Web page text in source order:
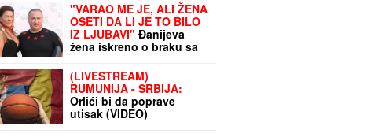
"VARAO ME JE, ALI ŽENA
OSETI DA LI JE TO BILO
IZ LJUBAVI" Đanijeva
žena iskreno o braku sa
ponižena"
(LIVESTREAM)
RUMUNIJA - SRBIJA:
Orlići bi da poprave
utisak (VIDEO)